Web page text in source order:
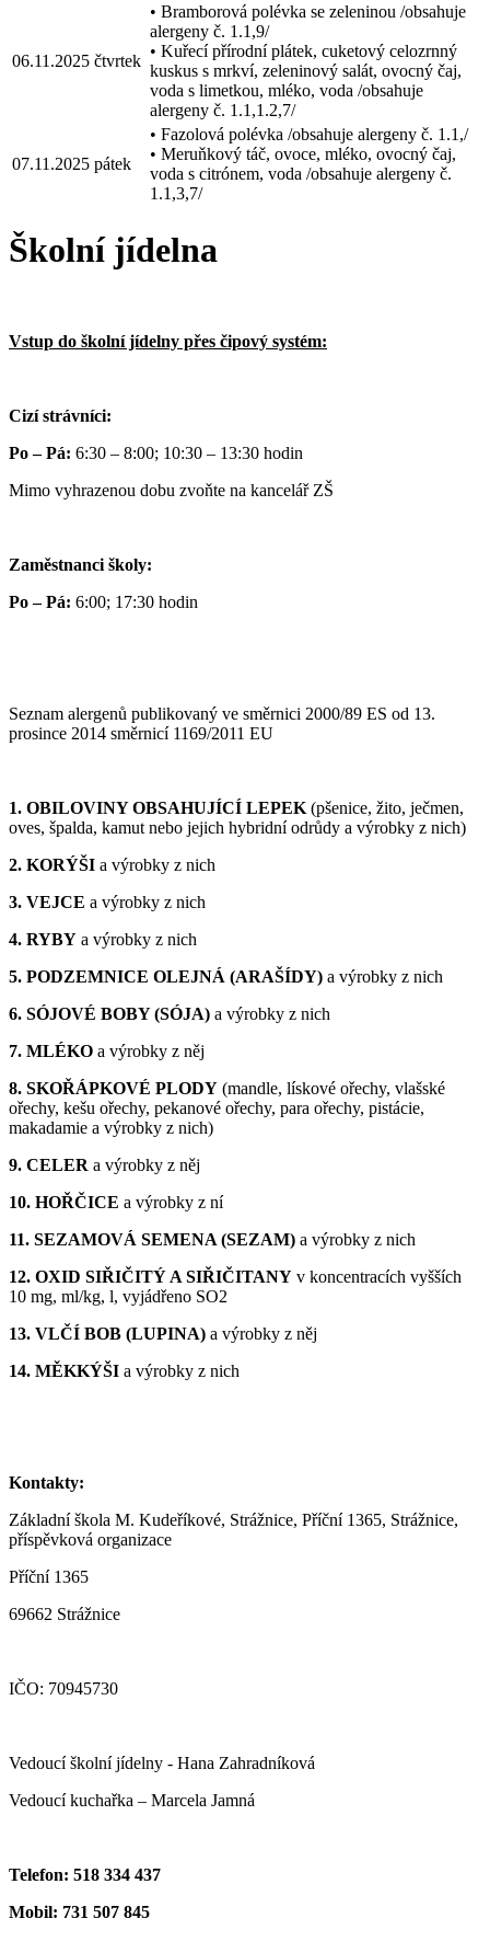
06.11.2025 čtvrtek
• Bramborová polévka se zeleninou /obsahuje
alergeny č. 1.1,9/
• Kuřecí přírodní plátek, cuketový celozrnný
kuskus s mrkví, zeleninový salát, ovocný čaj,
voda s limetkou, mléko, voda /obsahuje
alergeny č. 1.1,1.2,7/
07.11.2025 pátek
• Fazolová polévka /obsahuje alergeny č. 1.1,/
• Meruňkový táč, ovoce, mléko, ovocný čaj,
voda s citrónem, voda /obsahuje alergeny č.
1.1,3,7/
Školní jídelna
Vstup do školní jídelny přes čipový systém:
Cizí strávníci:
Po – Pá: 6:30 – 8:00; 10:30 – 13:30 hodin
Mimo vyhrazenou dobu zvoňte na kancelář ZŠ
Zaměstnanci školy:
Po – Pá: 6:00; 17:30 hodin
Seznam alergenů publikovaný ve směrnici 2000/89 ES od 13.
prosince 2014 směrnicí 1169/2011 EU
1. OBILOVINY OBSAHUJÍCÍ LEPEK (pšenice, žito, ječmen,
oves, špalda, kamut nebo jejich hybridní odrůdy a výrobky z nich)
2. KORÝŠI a výrobky z nich
3. VEJCE a výrobky z nich
4. RYBY a výrobky z nich
5. PODZEMNICE OLEJNÁ (ARAŠÍDY) a výrobky z nich
6. SÓJOVÉ BOBY (SÓJA) a výrobky z nich
7. MLÉKO a výrobky z něj
8. SKOŘÁPKOVÉ PLODY (mandle, lískové ořechy, vlašské
ořechy, kešu ořechy, pekanové ořechy, para ořechy, pistácie,
makadamie a výrobky z nich)
9. CELER a výrobky z něj
10. HOŘČICE a výrobky z ní
11. SEZAMOVÁ SEMENA (SEZAM) a výrobky z nich
12. OXID SIŘIČITÝ A SIŘIČITANY v koncentracích vyšších
10 mg, ml/kg, l, vyjádřeno SO2
13. VLČÍ BOB (LUPINA) a výrobky z něj
14. MĚKKÝŠI a výrobky z nich
Kontakty:
Základní škola M. Kudeříkové, Strážnice, Příční 1365, Strážnice,
příspěvková organizace
Příční 1365
69662 Strážnice
IČO: 70945730
Vedoucí školní jídelny - Hana Zahradníková
Vedoucí kuchařka – Marcela Jamná
Telefon: 518 334 437
Mobil: 731 507 845